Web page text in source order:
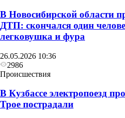
В Новосибирской области
ДТП: скончался один
легковушка и фура
26.05.2026 10:36
2986
Происшествия
В Кузбассе электропоезд
Трое пострадали